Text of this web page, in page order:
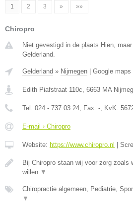
1 2 3 » »»
Chiropro
Niet gevestigd in de plaats Hien,
Gelderland.
Gelderland » Nijmegen Google maps
Edith Piafstraat 110c, 6663 MA
Tel: 024 - 737 03 24, Fax: -, KvK:
E-mail › Chiropro
Website: https://www.chiropro.nl
Bij Chiropro staan wij voor zorg zoals
willen ▼
Chiropractie algemeen, Pediatrie,
▼